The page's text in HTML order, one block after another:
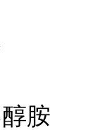
胺